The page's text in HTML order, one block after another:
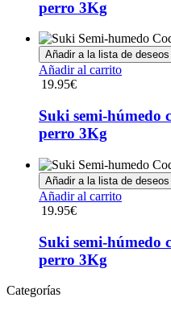
perro 3Kg
Añadir a la lista de deseos
Añadir al carrito
19.95€
Suki semi-húmedo
perro 3Kg
Añadir a la lista de deseos
Añadir al carrito
19.95€
Suki semi-húmedo
perro 3Kg
Categorías